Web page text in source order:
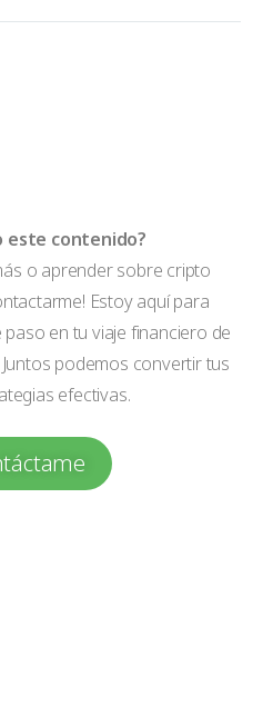
este contenido?
o aprender sobre cripto
Estoy aquí para
en tu viaje financiero de
podemos convertir tus
efectivas.